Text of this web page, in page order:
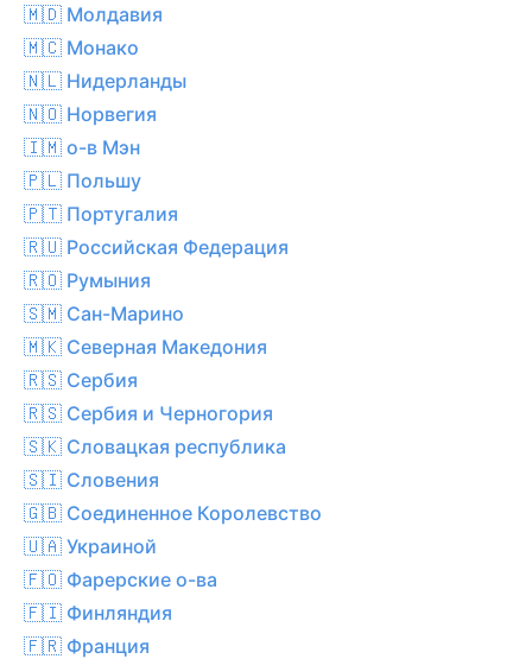
🇲🇩 Молдавия
🇲🇨 Монако
🇳🇱 Нидерланды
🇳🇴 Норвегия
🇮🇲 о-в Мэн
🇵🇱 Польшу
🇵🇹 Португалия
🇷🇺 Российская Федерация
🇷🇴 Румыния
🇸🇲 Сан-Марино
🇲🇰 Северная Македония
🇷🇸 Сербия
🇷🇸 Сербия и Черногория
🇸🇰 Словацкая республика
🇸🇮 Словения
🇬🇧 Соединенное Королевство
🇺🇦 Украиной
🇫🇴 Фарерские о-ва
🇫🇮 Финляндия
🇫🇷 Франция